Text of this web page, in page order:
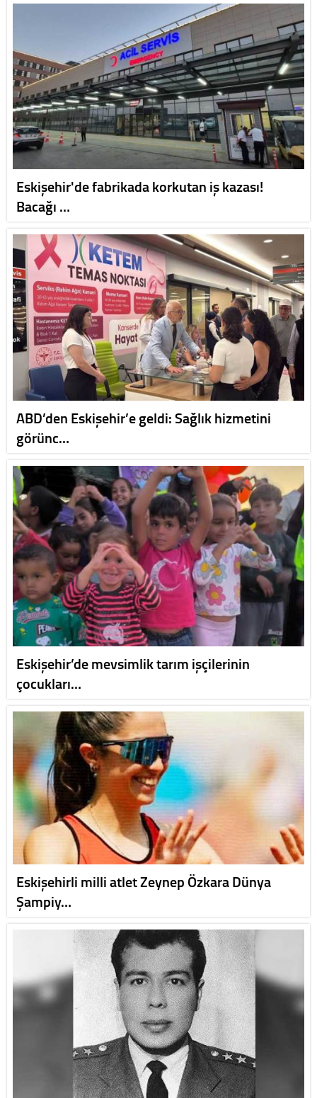
Eskişehir'de fabrikada korkutan iş kazası!
Bacağı …
ABD’den Eskişehir’e geldi: Sağlık hizmetini
görünc…
Eskişehir’de mevsimlik tarım işçilerinin
çocukları…
Eskişehirli milli atlet Zeynep Özkara Dünya
Şampiy…